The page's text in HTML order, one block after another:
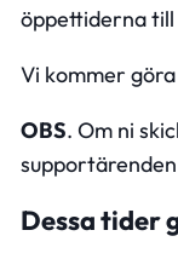
öppettiderna till
Vi kommer
OBS. Om ni
Dessa tider